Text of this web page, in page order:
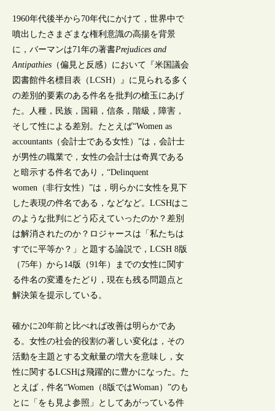
1960年代後半から70年代にかけて，世界中で
噴出したさまざまな権利意識の高揚を背景
に，バーマンは71年の著書Prejudices and
Antipathies （偏見と反感）において『米国議会
図書館件名標目表（LCSH）』に見られる多く
の差別的要素のある件名を批判の槍玉にあげ
た。人種，民族，国籍，信条，階級，障害，
そして性による差別。たとえば“Women as
accountants（会計士である女性）”は，会計士
が男性の職業で，女性の会計士は奇異である
と暗示する件名であり，“Delinquent
women（非行女性）”は，明らかに女性を見下
した表現の件名である，などなど。LCSHはこ
のような批判にどう応えていったのか？差別
は解消されたのか？ロジャースは「私たちは
すでに平等か？」と題する論説で，LCSH 8版
（75年）から14版（91年）までの女性に関す
る件名の変遷をたどり，現在も残る問題点と
解決策を提示している。
確かに20年前と比べれば改善は明らかであ
る。女性の社会的役割の著しい変化は，その
活動を主題とする文献量の増大を意味し，女
性に関するLCSHは飛躍的に豊かになった。た
とえば，件名“Women（8版ではWoman）”のも
とに「をも見よ参照」としてあがっている件